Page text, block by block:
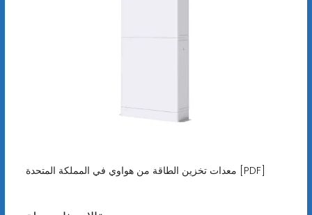
معدات تخزين الطاقة من هواوي في المملكة المتحدة [PDF]